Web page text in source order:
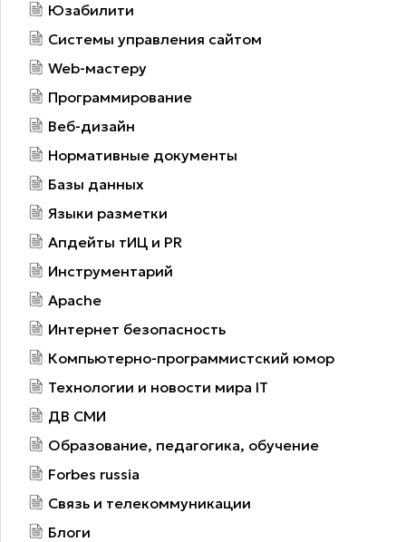
Юзабилити
Системы управления сайтом
Web-мастеру
Программирование
Веб-дизайн
Нормативные документы
Базы данных
Языки разметки
Апдейты тИЦ и PR
Инструментарий
Apache
Интернет безопасность
Компьютерно-программистский юмор
Технологии и новости мира IT
ДВ СМИ
Образование, педагогика, обучение
Forbes russia
Связь и телекоммуникации
Блоги